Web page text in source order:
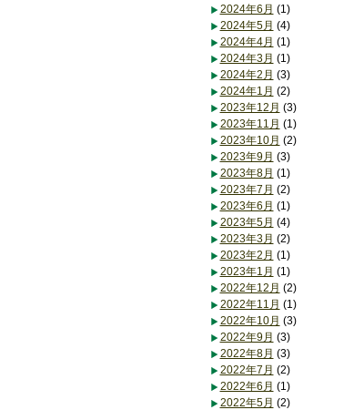
2024年6月 (1)
2024年5月 (4)
2024年4月 (1)
2024年3月 (1)
2024年2月 (3)
2024年1月 (2)
2023年12月 (3)
2023年11月 (1)
2023年10月 (2)
2023年9月 (3)
2023年8月 (1)
2023年7月 (2)
2023年6月 (1)
2023年5月 (4)
2023年3月 (2)
2023年2月 (1)
2023年1月 (1)
2022年12月 (2)
2022年11月 (1)
2022年10月 (3)
2022年9月 (3)
2022年8月 (3)
2022年7月 (2)
2022年6月 (1)
2022年5月 (2)